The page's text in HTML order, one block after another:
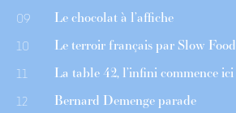
09 Le chocolat à l’affiche
10 Le terroir français par Slow Food
11 La table 42, l’infini commence ici
12 Bernard Demenge parade